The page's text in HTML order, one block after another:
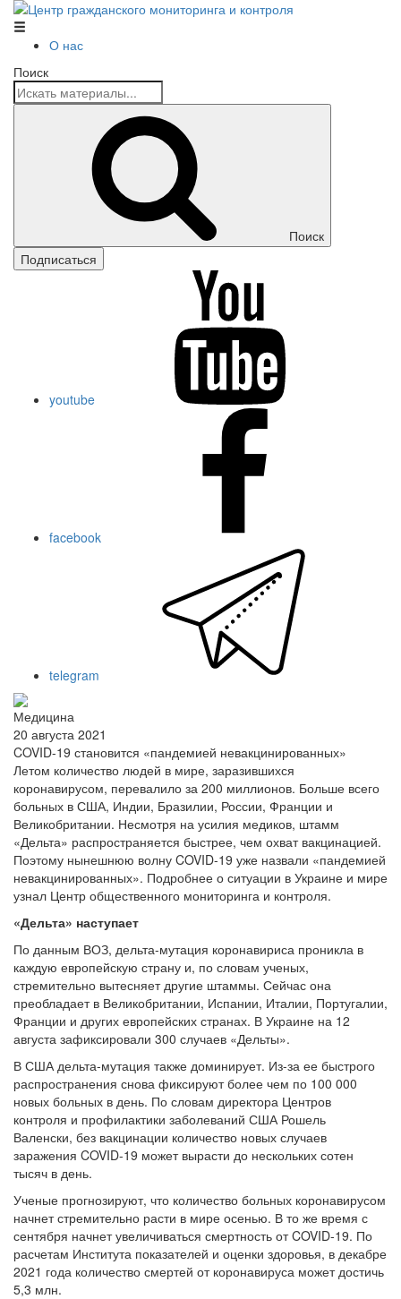
Центр гражданского мониторинга и контроля
О нас
Поиск
Поиск
Подписаться
youtube
facebook
telegram
Медицина
20 августа 2021
COVID-19 становится «пандемией невакцинированных»
Летом количество людей в мире, заразившихся
коронавирусом, перевалило за 200 миллионов. Больше всего
больных в США, Индии, Бразилии, России, Франции и
Великобритании. Несмотря на усилия медиков, штамм
«Дельта» распространяется быстрее, чем охват вакцинацией.
Поэтому нынешнюю волну COVID-19 уже назвали «пандемией
невакцинированных». Подробнее о ситуации в Украине и мире
узнал Центр общественного мониторинга и контроля.
«Дельта» наступает
По данным ВОЗ, дельта-мутация коронавириса проникла в
каждую европейскую страну и, по словам ученых,
стремительно вытесняет другие штаммы. Сейчас она
преобладает в Великобритании, Испании, Италии, Португалии,
Франции и других европейских странах. В Украине на 12
августа зафиксировали 300 случаев «Дельты».
В США дельта-мутация также доминирует. Из-за ее быстрого
распространения снова фиксируют более чем по 100 000
новых больных в день. По словам директора Центров
контроля и профилактики заболеваний США Рошель
Валенски, без вакцинации количество новых случаев
заражения COVID-19 может вырасти до нескольких сотен
тысяч в день.
Ученые прогнозируют, что количество больных коронавирусом
начнет стремительно расти в мире осенью. В то же время с
сентября начнет увеличиваться смертность от COVID-19. По
расчетам Института показателей и оценки здоровья, в декабре
2021 года количество смертей от коронавируса может достичь
5,3 млн.